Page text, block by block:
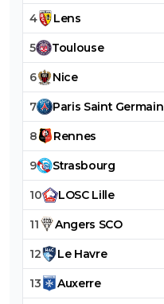
4 Lens
5 Toulouse
6 Nice
7 Paris Saint Germain
8 Rennes
9 Strasbourg
10 LOSC Lille
11 Angers SCO
12 Le Havre
13 Auxerre